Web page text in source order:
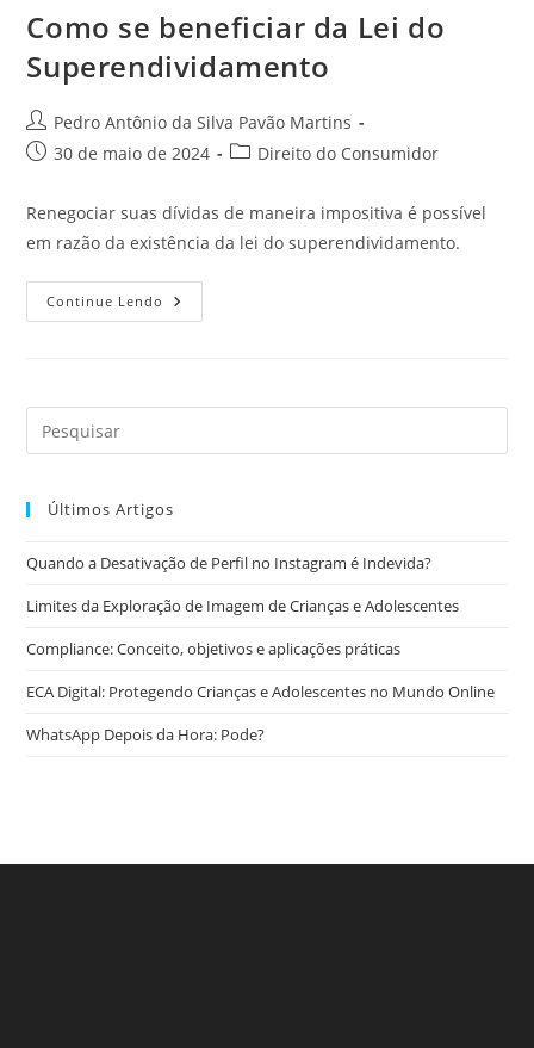
Como se beneficiar da Lei do
Superendividamento
Autor
do
Pedro Antônio da Silva Pavão Martins
Post30 de maio de 2024
Categoria
post:
Direito do Consumidor
Renegociar suas dívidas de maneira impositiva é possível
em razão da existência da lei do superendividamento.
Continue Lendo Como
Se
Superendividamento
Últimos Artigos
Quando a Desativação de Perfil no Instagram é Indevida?
Limites da Exploração de Imagem de Crianças e Adolescentes
Compliance: Conceito, objetivos e aplicações práticas
ECA Digital: Protegendo Crianças e Adolescentes no Mundo Online
WhatsApp Depois da Hora: Pode?